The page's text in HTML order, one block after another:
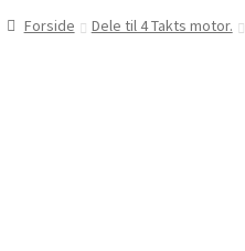
Forside Dele til 4 Takts motor.